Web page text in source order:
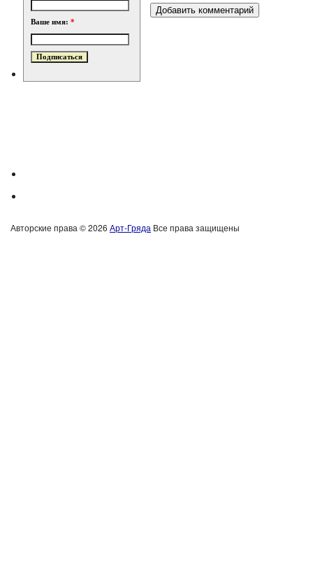
Ваше имя: *
Авторские права © 2026 Арт-Гряда Все права защищены